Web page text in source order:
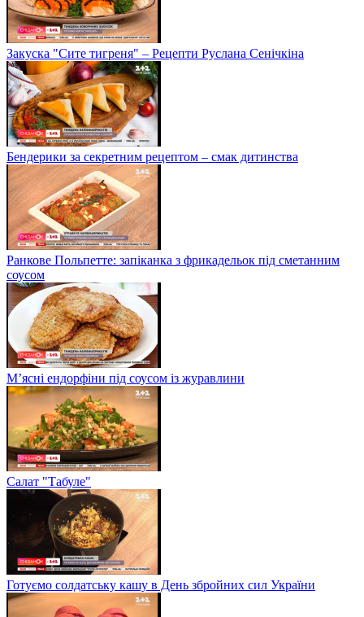
Закуска "Сите тигреня" – Рецепти Руслана Сенічкіна
Бендерики за секретним рецептом – смак дитинства
Ранкове Польпетте: запіканка з фрикадельок під сметанним
соусом
М’ясні ендорфіни під соусом із журавлини
Салат "Табуле"
Готуємо солдатську кашу в День збройних сил України